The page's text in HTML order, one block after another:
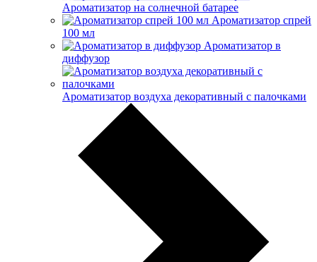
Ароматизатор на солнечной батарее
Ароматизатор спрей
100 мл
Ароматизатор в
диффузор
Ароматизатор воздуха декоративный с палочками